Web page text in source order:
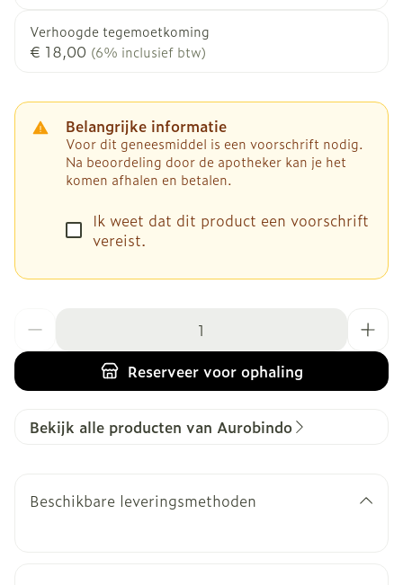
Verhoogde tegemoetkoming
€ 18,00 (6% inclusief btw)
Belangrijke informatie
Voor dit geneesmiddel is een voorschrift nodig.
Na beoordeling door de apotheker kan je het
komen afhalen en betalen.
Ik weet dat dit product een voorschrift
vereist.
Reserveervoor ophaling
Bekijk alle producten van Aurobindo
Beschikbare leveringsmethoden